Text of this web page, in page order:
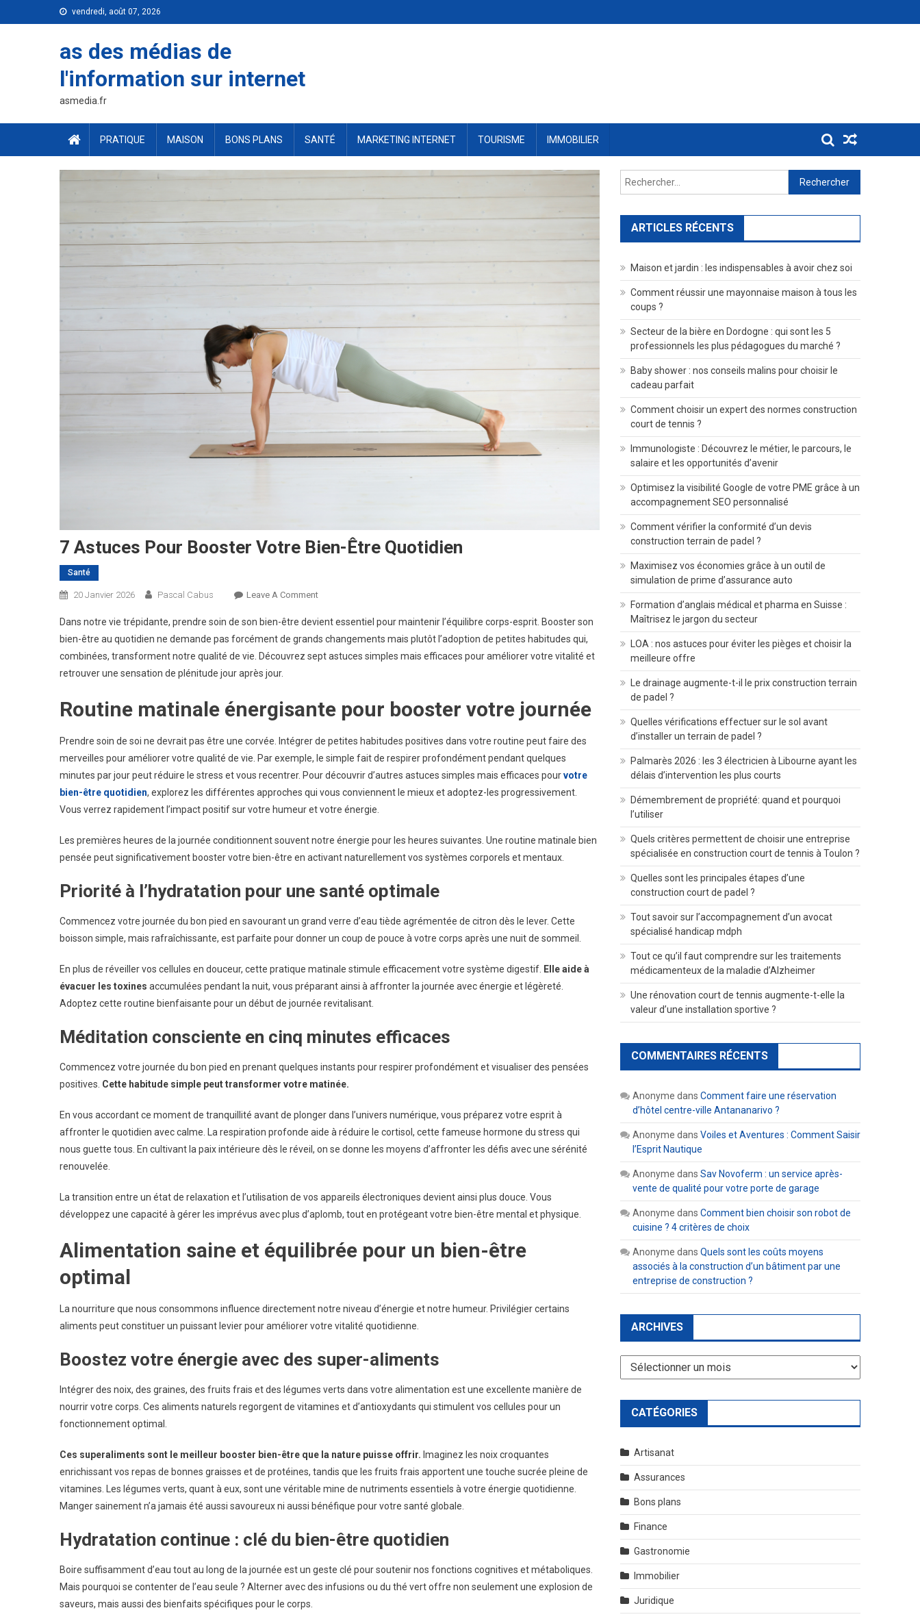
to
vendredi, août 07, 2026
as des médias de
l'information sur internet
asmedia.fr
PRATIQUE MAISON BONS PLANS SANTÉ MARKETING INTERNET TOURISME IMMOBILIER
7 Astuces Pour Booster Votre Bien-Être Quotidien
Santé
20 Janvier 2026 Pascal Cabus Leave A CommentOn
Astuces
Pour
Booster
Être
Quotidien
Dans notre vie trépidante, prendre soin de son bien-être devient essentiel pour maintenir l’équilibre corps-esprit. Booster son
bien-être au quotidien ne demande pas forcément de grands changements mais plutôt l’adoption de petites habitudes qui,
combinées, transforment notre qualité de vie. Découvrez sept astuces simples mais efficaces pour améliorer votre vitalité et
retrouver une sensation de plénitude jour après jour.
Routine matinale énergisante pour booster votre journée
Prendre soin de soi ne devrait pas être une corvée. Intégrer de petites habitudes positives dans votre routine peut faire des
merveilles pour améliorer votre qualité de vie. Par exemple, le simple fait de respirer profondément pendant quelques
minutes par jour peut réduire le stress et vous recentrer. Pour découvrir d’autres astuces simples mais efficaces pourvotre
bien-être quotidien, explorez les différentes approches qui vous conviennent le mieux et adoptez-les progressivement.
Vous verrez rapidement l’impact positif sur votre humeur et votre énergie.
Les premières heures de la journée conditionnent souvent notre énergie pour les heures suivantes. Une routine matinale bien
pensée peut significativement booster votre bien-être en activant naturellement vos systèmes corporels et mentaux.
Priorité à l’hydratation pour une santé optimale
Commencez votre journée du bon pied en savourant un grand verre d’eau tiède agrémentée de citron dès le lever. Cette
boisson simple, mais rafraîchissante, est parfaite pour donner un coup de pouce à votre corps après une nuit de sommeil.
En plus de réveiller vos cellules en douceur, cette pratique matinale stimule efficacement votre système digestif. Elle aide à
évacuer les toxines accumulées pendant la nuit, vous préparant ainsi à affronter la journée avec énergie et légèreté.
Adoptez cette routine bienfaisante pour un début de journée revitalisant.
Méditation consciente en cinq minutes efficaces
Commencez votre journée du bon pied en prenant quelques instants pour respirer profondément et visualiser des pensées
positives. Cette habitude simple peut transformer votre matinée.
En vous accordant ce moment de tranquillité avant de plonger dans l’univers numérique, vous préparez votre esprit à
affronter le quotidien avec calme. La respiration profonde aide à réduire le cortisol, cette fameuse hormone du stress qui
nous guette tous. En cultivant la paix intérieure dès le réveil, on se donne les moyens d’affronter les défis avec une sérénité
renouvelée.
La transition entre un état de relaxation et l’utilisation de vos appareils électroniques devient ainsi plus douce. Vous
développez une capacité à gérer les imprévus avec plus d’aplomb, tout en protégeant votre bien-être mental et physique.
Alimentation saine et équilibrée pour un bien-être
optimal
La nourriture que nous consommons influence directement notre niveau d’énergie et notre humeur. Privilégier certains
aliments peut constituer un puissant levier pour améliorer votre vitalité quotidienne.
Boostez votre énergie avec des super-aliments
Intégrer des noix, des graines, des fruits frais et des légumes verts dans votre alimentation est une excellente manière de
nourrir votre corps. Ces aliments naturels regorgent de vitamines et d’antioxydants qui stimulent vos cellules pour un
fonctionnement optimal.
Ces superaliments sont le meilleur booster bien-être que la nature puisse offrir. Imaginez les noix croquantes
enrichissant vos repas de bonnes graisses et de protéines, tandis que les fruits frais apportent une touche sucrée pleine de
vitamines. Les légumes verts, quant à eux, sont une véritable mine de nutriments essentiels à votre énergie quotidienne.
Manger sainement n’a jamais été aussi savoureux ni aussi bénéfique pour votre santé globale.
Hydratation continue : clé du bien-être quotidien
Boire suffisamment d’eau tout au long de la journée est un geste clé pour soutenir nos fonctions cognitives et métaboliques.
Mais pourquoi se contenter de l’eau seule ? Alterner avec des infusions ou du thé vert offre non seulement une explosion de
saveurs, mais aussi des bienfaits spécifiques pour le corps.
Rechercher :
ARTICLES RÉCENTS
Maison et jardin : les indispensables à avoir chez soi
Comment réussir une mayonnaise maison à tous les
coups ?
Secteur de la bière en Dordogne : qui sont les 5
professionnels les plus pédagogues du marché ?
Baby shower : nos conseils malins pour choisir le
cadeau parfait
Comment choisir un expert des normes construction
court de tennis ?
Immunologiste : Découvrez le métier, le parcours, le
salaire et les opportunités d’avenir
Optimisez la visibilité Google de votre PME grâce à un
accompagnement SEO personnalisé
Comment vérifier la conformité d’un devis
construction terrain de padel ?
Maximisez vos économies grâce à un outil de
simulation de prime d’assurance auto
Formation d’anglais médical et pharma en Suisse :
Maîtrisez le jargon du secteur
LOA : nos astuces pour éviter les pièges et choisir la
meilleure offre
Le drainage augmente-t-il le prix construction terrain
de padel ?
Quelles vérifications effectuer sur le sol avant
d’installer un terrain de padel ?
Palmarès 2026 : les 3 électricien à Libourne ayant les
délais d’intervention les plus courts
Démembrement de propriété: quand et pourquoi
l’utiliser
Quels critères permettent de choisir une entreprise
spécialisée en construction court de tennis à Toulon ?
Quelles sont les principales étapes d’une
construction court de padel ?
Tout savoir sur l’accompagnement d’un avocat
spécialisé handicap mdph
Tout ce qu’il faut comprendre sur les traitements
médicamenteux de la maladie d’Alzheimer
Une rénovation court de tennis augmente-t-elle la
valeur d’une installation sportive ?
COMMENTAIRES RÉCENTS
Anonyme dans Comment faire une réservation
d’hôtel centre-ville Antananarivo ?
Anonyme dans Voiles et Aventures : Comment Saisir
l’Esprit Nautique
Anonyme dans Sav Novoferm : un service après-
vente de qualité pour votre porte de garage
Anonyme dans Comment bien choisir son robot de
cuisine ? 4 critères de choix
Anonyme dans Quels sont les coûts moyens
associés à la construction d’un bâtiment par une
entreprise de construction ?
ARCHIVES
Archives
CATÉGORIES
Artisanat
Assurances
Bons plans
Finance
Gastronomie
Immobilier
Juridique